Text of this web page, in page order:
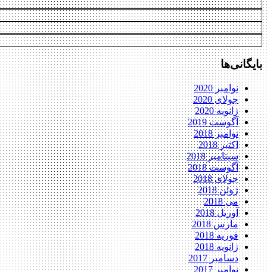
بایگانی‌ها
نوامبر 2020
جولای 2020
ژانویه 2020
آگوست 2019
نوامبر 2018
اکتبر 2018
سپتامبر 2018
آگوست 2018
جولای 2018
ژوئن 2018
می 2018
آوریل 2018
مارس 2018
فوریه 2018
ژانویه 2018
دسامبر 2017
نوامبر 2017